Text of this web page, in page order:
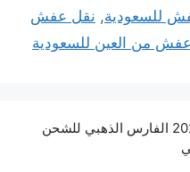
للسعودية, نقل عفش
من العين للسعودية
جميع الحقوق محفوظة - © 2026 الفارس الذهبي للشحن